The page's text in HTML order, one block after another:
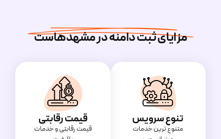
مزایای ثبت دامنه در مشهدهاست
تنوع سرویس
متنوع ترین خدمات
قیمت رقابتی
قیمت‌ رقابتی و خدمات